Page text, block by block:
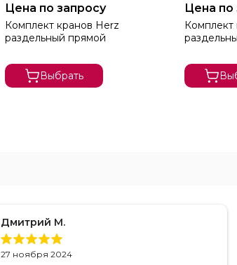
Цена по запросу
Комплект кранов Herz
раздельный прямой
Выбрать
Цена по
Комплект
Дмитрий М.
27 ноября 2024